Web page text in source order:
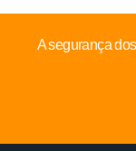
A segurança